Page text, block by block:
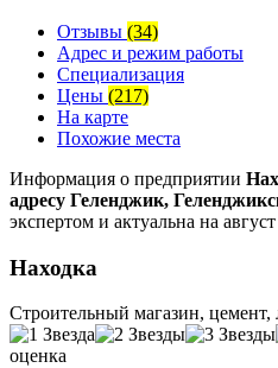
Отзывы (34)
Адрес и режим работы
Специализация
Цены (217)
На карте
Похожие места
Информация о предприятии
адресу Геленджик,
экспертом и актуальна на
Находка
Строительный магазин, цемент,
оценка